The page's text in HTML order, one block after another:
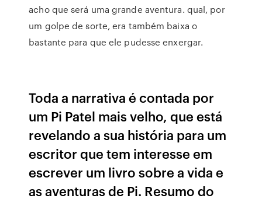
acho que será uma grande aventura. qual, por
um golpe de sorte, era também baixa o
bastante para que ele pudesse enxergar.
Toda a narrativa é contada por
um Pi Patel mais velho, que está
revelando a sua história para um
escritor que tem interesse em
escrever um livro sobre a vida e
as aventuras de Pi. Resumo do